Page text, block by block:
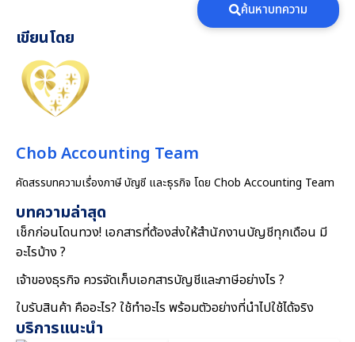
ค้นหาบทความ
เขียนโดย
Chob Accounting Team
คัดสรรบทความเรื่องภาษี บัญชี และธุรกิจ โดย Chob Accounting Team
บทความล่าสุด
เช็กก่อนโดนทวง! เอกสารที่ต้องส่งให้สำนักงานบัญชีทุกเดือน มี
อะไรบ้าง ?
เจ้าของธุรกิจ ควรจัดเก็บเอกสารบัญชีและภาษีอย่างไร ?
ใบรับสินค้า คืออะไร? ใช้ทำอะไร พร้อมตัวอย่างที่นำไปใช้ได้จริง
บริการแนะนำ